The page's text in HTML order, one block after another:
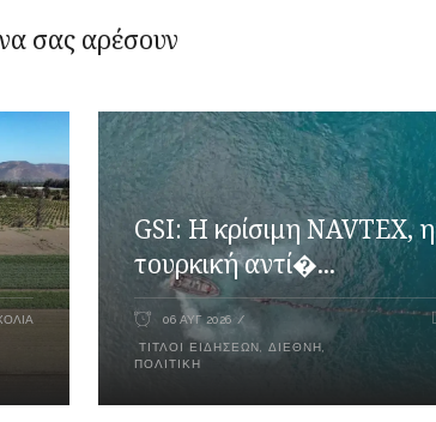
σας αρέσουν
GSI: Η κρίσιμη NAVTEX, η
τουρκική αντί�...
06 ΑΥΓ 2026
ΤΊΤΛΟΙ ΕΙΔΉΣΕΩΝ ΔΙΕΘΝΉ
ΠΟΛΙΤΙΚΉ